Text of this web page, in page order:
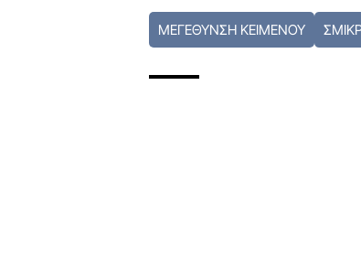
ΜΕΓΕΘΥΝΣΗ ΚΕΙΜΕΝΟΥ